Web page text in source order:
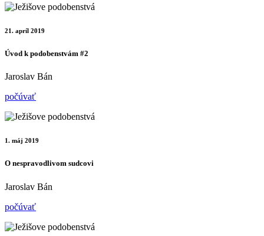
21. apríl 2019
Úvod k podobenstvám #2
Jaroslav Bán
počúvať
1. máj 2019
O nespravodlivom sudcovi
Jaroslav Bán
počúvať